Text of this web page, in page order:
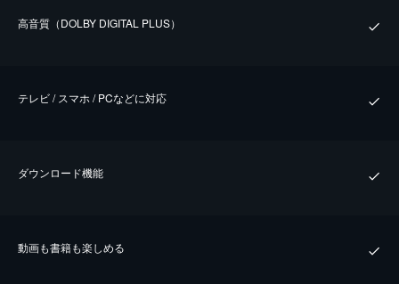
⾼⾳質（DOLBY DIGITAL PLUS）
テレビ / スマホ / PCなどに対応
ダウンロード機能
動画も書籍も楽しめる